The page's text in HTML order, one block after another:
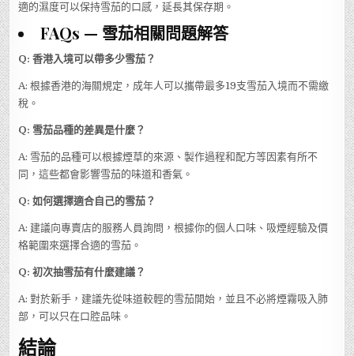
適的濕度可以保持雪茄的口感，延長其保存期。
FAQs — 雪茄相關問題解答
Q: 香港入境可以帶多少雪茄？
A: 根據香港的海關規定，成年人可以攜帶最多19支雪茄入境而不需繳
稅。
Q: 雪茄品種的差異是什麼？
A: 雪茄的品種可以根據煙草的來源、製作過程和配方等因素有所不
同，這些都會影響雪茄的味道和香氣。
Q: 如何選擇適合自己的雪茄？
A: 建議向專賣店的服務人員詢問，根據你的個人口味、吸煙經驗及價
格範圍來選擇合適的雪茄。
Q: 初次抽雪茄有什麼建議？
A: 對於新手，建議先從味道較輕的雪茄開始，並且不必將煙霧吸入肺
部，可以只在口腔品味。
結論